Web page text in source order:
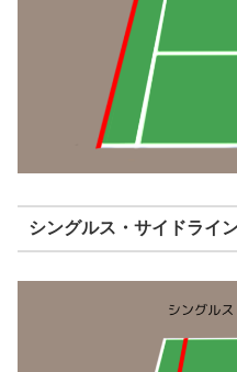
シングルス・サイドライ